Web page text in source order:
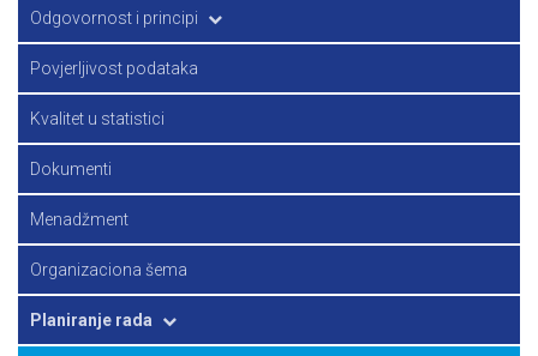
Odgovornost i principi
Principi zvanične statistike
Strategija
Povjerljivost podataka
Kvalitet u statistici
Dokumenti
Menadžment
Organizaciona šema
Planiranje rada